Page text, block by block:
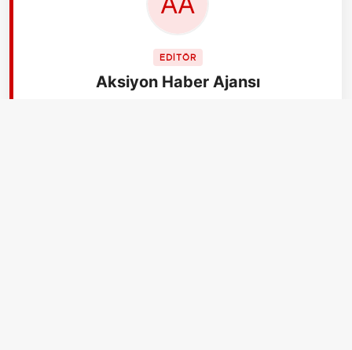
EDİTÖR
Aksiyon Haber Ajansı